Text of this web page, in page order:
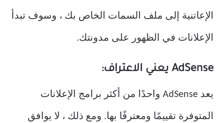
الإعاتنية إلى ملف السمات الخاص بك ، وسوف تبدأ
الإعلانات في الظهور على مدونتك.
AdSense يعني الاعتراف:
يعد AdSense واحدًا من أكثر برامج الإعلانات
المتوفرة تقييمًا ومعترفًا بها. ومع ذلك ، لا يوافق